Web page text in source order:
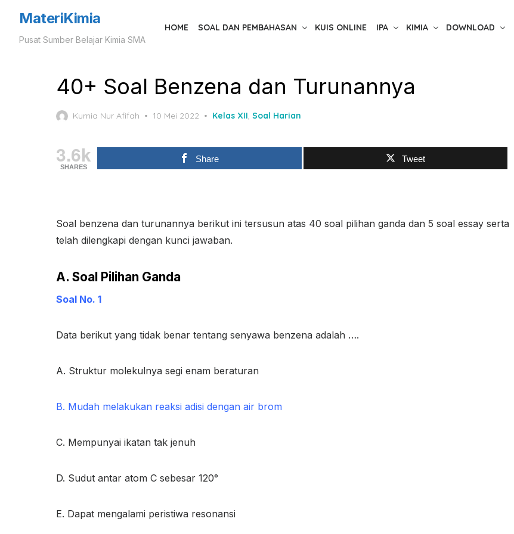
MateriKimia
Pusat Sumber Belajar Kimia SMA
HOME SOAL DAN PEMBAHASAN KUIS ONLINE IPA KIMIA DOWNLOAD
40+ Soal Benzena dan Turunannya
Kurnia Nur Afifah
Posted
10 Mei 2022 Kelas XII, Soal Harian
3.6k
SHARES
Share Tweet
Soal benzena dan turunannya berikut ini tersusun atas 40 soal pilihan ganda dan 5 soal essay serta
telah dilengkapi dengan kunci jawaban.
A. Soal Pilihan Ganda
Soal No. 1
Data berikut yang tidak benar tentang senyawa benzena adalah ….
A. Struktur molekulnya segi enam beraturan
B. Mudah melakukan reaksi adisi dengan air brom
C. Mempunyai ikatan tak jenuh
D. Sudut antar atom C sebesar 120°
E. Dapat mengalami peristiwa resonansi